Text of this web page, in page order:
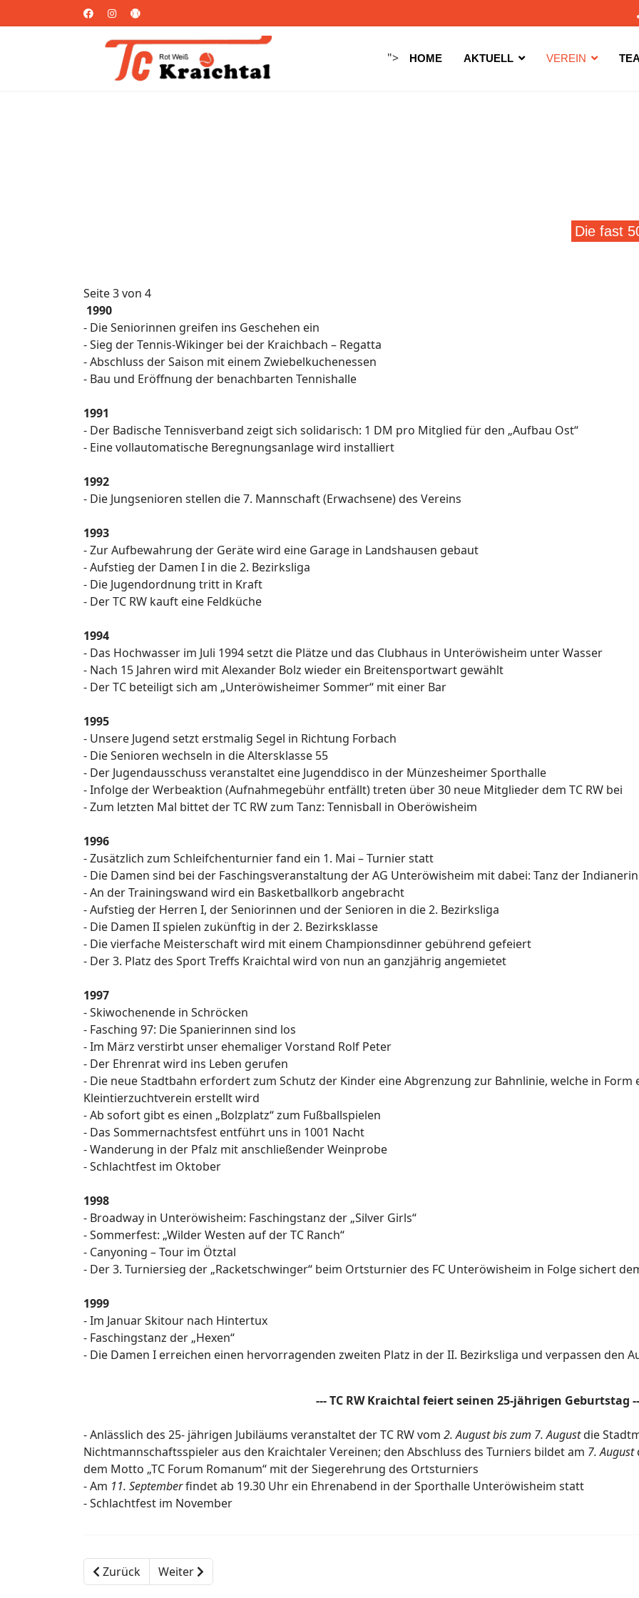
"> HOME AKTUELL VEREIN
Die fast
Seite 3 von 4
1990
- Die Seniorinnen greifen ins Geschehen ein
- Sieg der Tennis-Wikinger bei der Kraichbach – Regatta
- Abschluss der Saison mit einem Zwiebelkuchenessen
- Bau und Eröffnung der benachbarten Tennishalle
1991
- Der Badische Tennisverband zeigt sich solidarisch: 1 DM pro Mitglied für den „Aufbau Ost“
- Eine vollautomatische Beregnungsanlage wird installiert
1992
- Die Jungsenioren stellen die 7. Mannschaft (Erwachsene) des Vereins
1993
- Zur Aufbewahrung der Geräte wird eine Garage in Landshausen gebaut
- Aufstieg der Damen I in die 2. Bezirksliga
- Die Jugendordnung tritt in Kraft
- Der TC RW kauft eine Feldküche
1994
- Das Hochwasser im Juli 1994 setzt die Plätze und das Clubhaus in Unteröwisheim unter Wasser
- Nach 15 Jahren wird mit Alexander Bolz wieder ein Breitensportwart gewählt
- Der TC beteiligt sich am „Unteröwisheimer Sommer“ mit einer Bar
1995
- Unsere Jugend setzt erstmalig Segel in Richtung Forbach
- Die Senioren wechseln in die Altersklasse 55
- Der Jugendausschuss veranstaltet eine Jugenddisco in der Münzesheimer Sporthalle
- Infolge der Werbeaktion (Aufnahmegebühr entfällt) treten über 30 neue Mitglieder dem TC RW bei
- Zum letzten Mal bittet der TC RW zum Tanz: Tennisball in Oberöwisheim
1996
- Zusätzlich zum Schleifchenturnier fand ein 1. Mai – Turnier statt
- Die Damen sind bei der Faschingsveranstaltung der AG Unteröwisheim mit dabei: Tanz der
- An der Trainingswand wird ein Basketballkorb angebracht
- Aufstieg der Herren I, der Seniorinnen und der Senioren in die 2. Bezirksliga
- Die Damen II spielen zukünftig in der 2. Bezirksklasse
- Die vierfache Meisterschaft wird mit einem Championsdinner gebührend gefeiert
- Der 3. Platz des Sport Treffs Kraichtal wird von nun an ganzjährig angemietet
1997
- Skiwochenende in Schröcken
- Fasching 97: Die Spanierinnen sind los
- Im März verstirbt unser ehemaliger Vorstand Rolf Peter
- Der Ehrenrat wird ins Leben gerufen
- Die neue Stadtbahn erfordert zum Schutz der Kinder eine Abgrenzung zur Bahnlinie, welche in
Kleintierzuchtverein erstellt wird
- Ab sofort gibt es einen „Bolzplatz“ zum Fußballspielen
- Das Sommernachtsfest entführt uns in 1001 Nacht
- Wanderung in der Pfalz mit anschließender Weinprobe
- Schlachtfest im Oktober
1998
- Broadway in Unteröwisheim: Faschingstanz der „Silver Girls“
- Sommerfest: „Wilder Westen auf der TC Ranch“
- Canyoning – Tour im Ötztal
- Der 3. Turniersieg der „Racketschwinger“ beim Ortsturnier des FC Unteröwisheim in Folge sichert
1999
- Im Januar Skitour nach Hintertux
- Faschingstanz der „Hexen“
- Die Damen I erreichen einen hervorragenden zweiten Platz in der II. Bezirksliga und verpassen den
--- TC RW Kraichtal feiert seinen 25-jährigen Geburtstag
- Anlässlich des 25- jährigen Jubiläums veranstaltet der TC RW vom 2. August bis zum 7. Augustdie
Nichtmannschaftsspieler aus den Kraichtaler Vereinen; den Abschluss des Turniers bildet am 7. August
dem Motto „TC Forum Romanum“ mit der Siegerehrung des Ortsturniers
- Am 11. Septemberfindet ab 19.30 Uhr ein Ehrenabend in der Sporthalle Unteröwisheim statt
- Schlachtfest im November
Zurück Weiter